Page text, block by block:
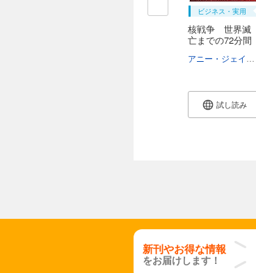
ビジネス・実用
核戦争 世界滅
亡までの72分間
試し読み
新刊やお得な情報
をお届けします！